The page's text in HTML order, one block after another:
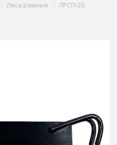
Леса рамные
ЛРСП-20